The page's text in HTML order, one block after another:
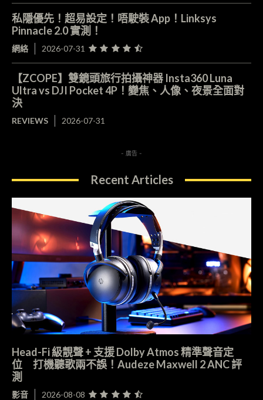
私隱優先！超易設定！唔駛裝 App！Linksys
Pinnacle 2.0 實測！
網絡 2026-07-31
【ZCOPE】雙鏡頭旅行拍攝神器 Insta360 Luna
Ultra vs DJI Pocket 4P！變焦、人像、夜景全面對
決
REVIEWS 2026-07-31
- 廣告 -
Recent Articles
Head-Fi 級靚聲 + 支援 Dolby Atmos 精準聲音定
位 打機聽歌兩不誤！Audeze Maxwell 2 ANC 評
測
影音 2026-08-08